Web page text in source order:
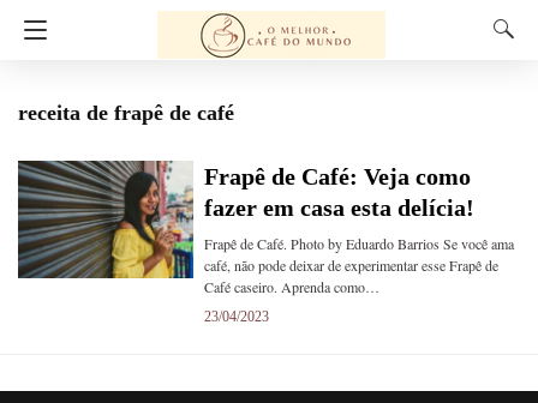
receita de frapê de café
Frapê de Café: Veja como
fazer em casa esta delícia!
Frapê de Café. Photo by Eduardo Barrios Se você ama
café, não pode deixar de experimentar esse Frapê de
Café caseiro. Aprenda como…
23/04/2023